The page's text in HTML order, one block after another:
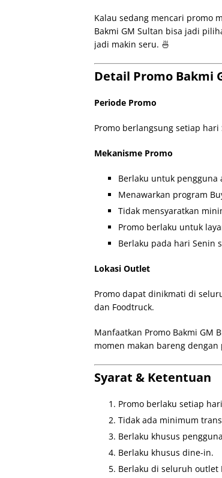
Kalau sedang mencari promo
Bakmi GM Sultan bisa jadi
jadi makin seru. 🍜
Detail Promo Bakmi
Periode Promo
Promo berlangsung setiap hari
Mekanisme Promo
Berlaku untuk pengguna
Menawarkan program
Tidak mensyaratkan
Promo berlaku untuk
Berlaku pada hari Senin
Lokasi Outlet
Promo dapat dinikmati di
dan Foodtruck.
Manfaatkan Promo Bakmi GM
momen makan bareng
Syarat & Ketentuan
Promo berlaku setiap
Tidak ada minimum
Berlaku khusus
Berlaku khusus dine-in.
Berlaku di seluruh outlet